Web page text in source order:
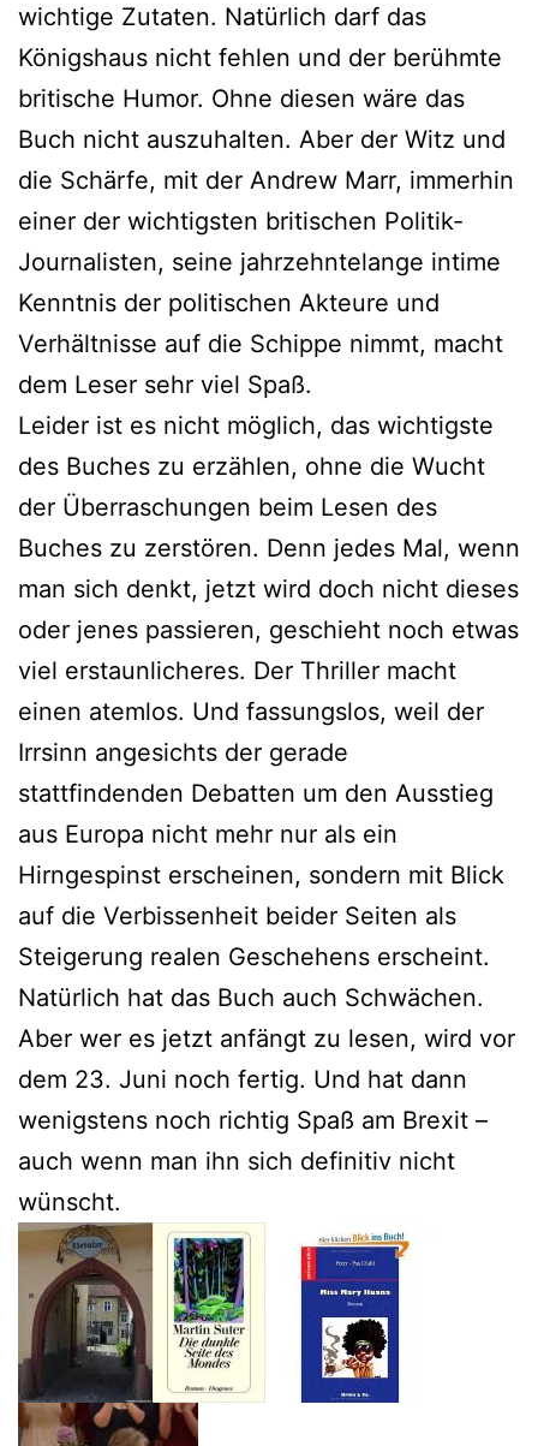
wichtige Zutaten. Natürlich darf das
Königshaus nicht fehlen und der berühmte
britische Humor. Ohne diesen wäre das
Buch nicht auszuhalten. Aber der Witz und
die Schärfe, mit der Andrew Marr, immerhin
einer der wichtigsten britischen Politik-
Journalisten, seine jahrzehntelange intime
Kenntnis der politischen Akteure und
Verhältnisse auf die Schippe nimmt, macht
dem Leser sehr viel Spaß.
Leider ist es nicht möglich, das wichtigste
des Buches zu erzählen, ohne die Wucht
der Überraschungen beim Lesen des
Buches zu zerstören. Denn jedes Mal, wenn
man sich denkt, jetzt wird doch nicht dieses
oder jenes passieren, geschieht noch etwas
viel erstaunlicheres. Der Thriller macht
einen atemlos. Und fassungslos, weil der
Irrsinn angesichts der gerade
stattfindenden Debatten um den Ausstieg
aus Europa nicht mehr nur als ein
Hirngespinst erscheinen, sondern mit Blick
auf die Verbissenheit beider Seiten als
Steigerung realen Geschehens erscheint.
Natürlich hat das Buch auch Schwächen.
Aber wer es jetzt anfängt zu lesen, wird vor
dem 23. Juni noch fertig. Und hat dann
wenigstens noch richtig Spaß am Brexit –
auch wenn man ihn sich definitiv nicht
wünscht.